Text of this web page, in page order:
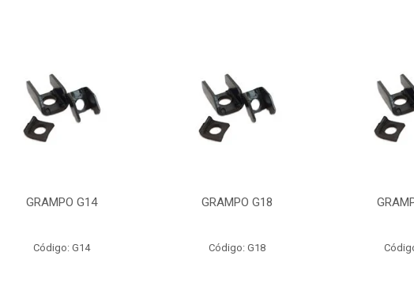
GRAMPO G14
Código: G14
GRAMPO G18
Código: G18